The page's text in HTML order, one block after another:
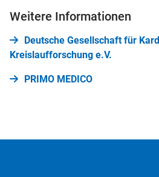
Weitere Informationen
Deutsche Gesellschaft für
Kreislaufforschung e.V.
PRIMO MEDICO